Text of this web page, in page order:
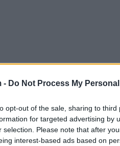
- Do Not Process My
opt-out of the sale, sharing to
for targeted advertising by
selection. Please note that after
interest-based ads based on
për qentë që i rreh
e shkretë.